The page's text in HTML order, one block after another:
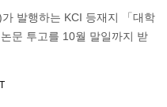
발행하는 KCI 등재지 「대학
문 투고를 10월 말일까지 받